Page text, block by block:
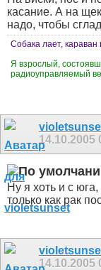
касание. А на
надо, чтобы
Собака лает, караван
Я взрослый,
радиоуправляемый
14.10.2005
Ну я хоть и с
только как рак
14.10.2005